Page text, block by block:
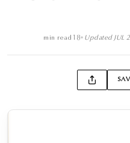
Updated
•
18
min read